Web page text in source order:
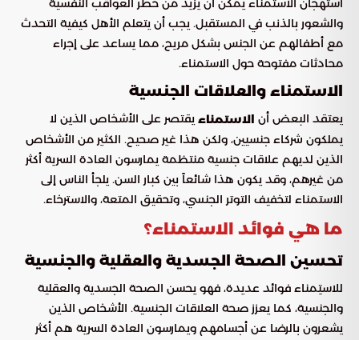
استهجان الاستمناء يمكن أن يزيد من خطر العواقب النفسية
والشعور بالذنب في المستقبل. يجب أن يتعلم الأهل كيفية التحدث
مع أطفالهم عن الجنس بشكل مريح، مما يساعد على إجراء
محادثات مفتوحة حول الاستمناء.
الاستمناء والعلاقات الجنسية
يعتقد البعض أن الاستمناء يقتصر على الأشخاص الذين لا
يملكون شركاء جنسيين، ولكن هذا غير صحيح. الكثير من الأشخاص
الذين لديهم علاقات جنسية منتظمة يمارسون العادة السرية أكثر
من غيرهم، وقد يكون هذا شائعاً بين كبار السن. يلجأ الناس إلى
الاستمناء لتخفيف التوتر الجنسي، وتحقيق المتعة، والاسترخاء.
ما هي فوائد الاستمناء؟
تحسين الصحة الجسدية والعقلية والجنسية
للاستِمناء فوائد عديدة، فهو يحسن الصحة الجسدية والعقلية
والجنسية، كما يعزز صحة العلاقات الجنسية. الأشخاص الذين
يشعرون بالرضا عن أجسامهم ويمارسون العادة السرية هم أكثر